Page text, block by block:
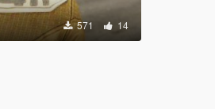
571 14